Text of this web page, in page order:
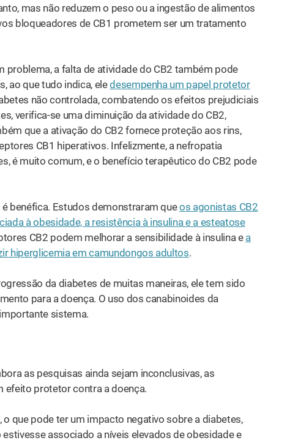
mas não reduzem o peso ou a ingestão de alimentos
bloqueadores de CB1 prometem ser um tratamento
problema, a falta de atividade do CB2 também pode
ao que tudo indica, eledesempenha um papel protetor
não controlada, combatendo os efeitos prejudiciais
verifica-se uma diminuição da atividade do CB2,
que a ativação do CB2 fornece proteção aos rins,
CB1 hiperativos. Infelizmente, a nefropatia
é muito comum, e o benefício terapêutico do CB2 pode
benéfica. Estudos demonstraram queos agonistas CB2
à obesidade, a resistência à insulina e a esteatose
CB2 podem melhorar a sensibilidade à insulina e a
hiperglicemia em camundongos adultos.
da diabetes de muitas maneiras, ele tem sido
para a doença. O uso dos canabinoides da
sistema.
as pesquisas ainda sejam inconclusivas, as
efeito protetor contra a doença.
que pode ter um impacto negativo sobre a diabetes,
associado a níveis elevados de obesidade e